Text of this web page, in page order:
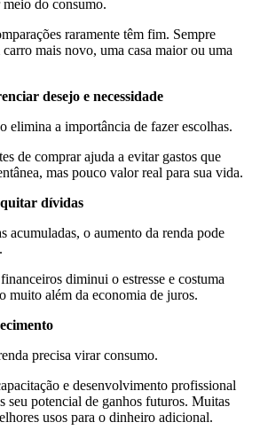
meio do consumo.
raramente têm fim. Sempre
mais novo, uma casa maior ou uma
desejo e necessidade
elimina a importância de fazer escolhas.
de comprar ajuda a evitar gastos que
mas pouco valor real para sua vida.
dívidas
acumuladas, o aumento da renda pode
diminui o estresse e costuma
muito além da economia de juros.
precisa virar consumo.
e desenvolvimento profissional
seu potencial de ganhos futuros. Muitas
usos para o dinheiro adicional.